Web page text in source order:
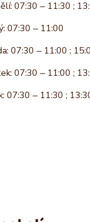
07:30 – 11:30 ;
07:30 – 11:00
07:30 – 11:00 ;
07:30 – 11:00 ;
07:30 – 11:30 ;